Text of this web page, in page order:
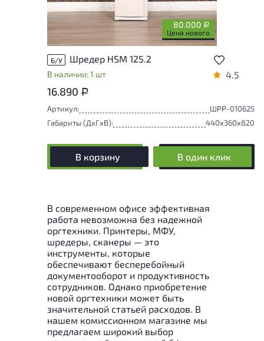
80.000 Р
Цена нового
Б/У Шредер HSM 125.2
В наличии: 1 шт 4.5
16.890 Р
Артикул:
ШРР-010625
Габариты (ДxГxВ):
440x360x820
В корзину В один клик
В современном офисе эффективная
работа невозможна без надежной
оргтехники. Принтеры, МФУ,
шредеры, сканеры — это
инструменты, которые
обеспечивают бесперебойный
документооборот и продуктивность
сотрудников. Однако приобретение
новой оргтехники может быть
значительной статьей расходов. В
нашем комиссионном магазине мы
предлагаем широкий выбор